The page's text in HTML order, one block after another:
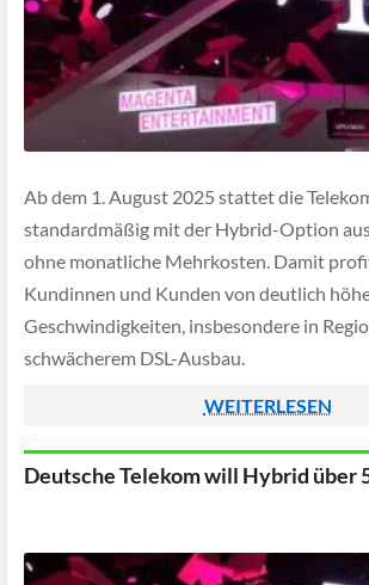
Ab dem 1. August 2025 stattet die
standardmäßig mit der Hybrid-Option
ohne monatliche Mehrkosten. Damit
Kundinnen und Kunden von deutlich
Geschwindigkeiten, insbesondere in
schwächerem DSL-Ausbau.
WEITERLESEN
Deutsche Telekom will Hybrid über